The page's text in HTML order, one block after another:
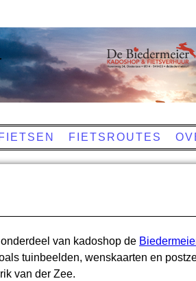
FIETSEN FIETSROUTES
van kadoshop de
tuinbeelden, wenskaarten en
van der Zee.